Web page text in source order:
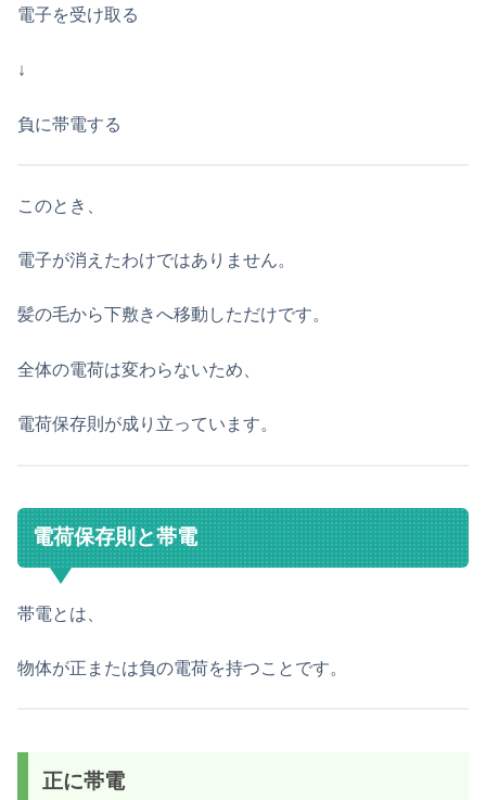
電子を受け取る
↓
負に帯電する
このとき、
電子が消えたわけではありません。
髪の毛から下敷きへ移動しただけです。
全体の電荷は変わらないため、
電荷保存則が成り立っています。
電荷保存則と帯電
帯電とは、
物体が正または負の電荷を持つことです。
正に帯電